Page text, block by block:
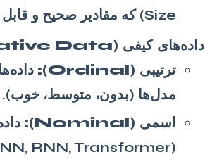
Size) که مقادیر صحیح و قابل شمارش هستند.
داده‌های کیفی (Qualitative Data):
ترتیبی (Ordinal):
مدل‌ها (بدون، متوسط، خوب).
اسمی (Nominal):
(CNN, RNN, Transformer) یا برچسب کلاس (گربه، سگ، پرنده).